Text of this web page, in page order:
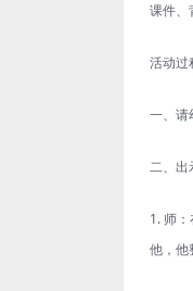
课件、
活动过
一、请
二、出
1. 师
他，他